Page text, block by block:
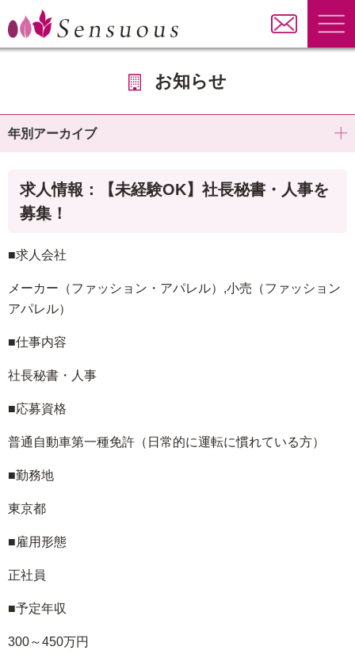
お知らせ
求人情報：【未経験OK】社長秘書・人事を
募集！
■求人会社
メーカー（ファッション・アパレル）,小売（ファッション
アパレル）
■仕事内容
社長秘書・人事
■応募資格
普通自動車第一種免許（日常的に運転に慣れている方）
■勤務地
東京都
■雇用形態
正社員
■予定年収
300～450万円
年別アーカイブ